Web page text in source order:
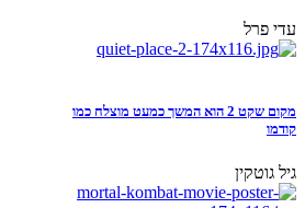
עדי פרל
מקום שקט 2 הוא המשך כמעט מוצלח כמו
קודמו
גיל גוטקין